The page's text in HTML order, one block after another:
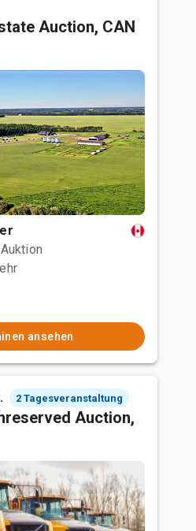
Auction, CAN
ansehen
2 Tagesveranstaltung
Auction,